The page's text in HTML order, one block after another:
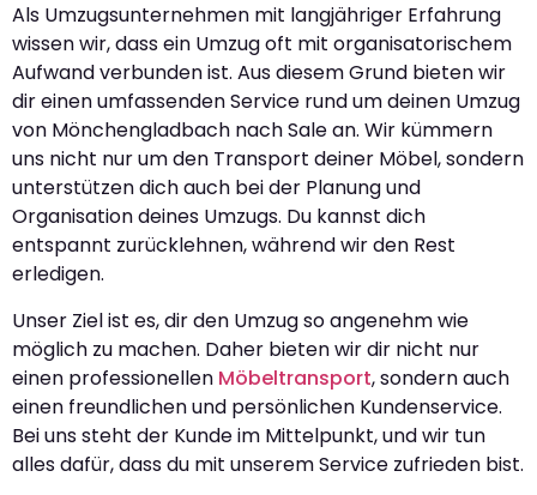
Als Umzugsunternehmen mit langjähriger Erfahrung
wissen wir, dass ein Umzug oft mit organisatorischem
Aufwand verbunden ist. Aus diesem Grund bieten wir
dir einen umfassenden Service rund um deinen Umzug
von Mönchengladbach nach Sale an. Wir kümmern
uns nicht nur um den Transport deiner Möbel, sondern
unterstützen dich auch bei der Planung und
Organisation deines Umzugs. Du kannst dich
entspannt zurücklehnen, während wir den Rest
erledigen.
Unser Ziel ist es, dir den Umzug so angenehm wie
möglich zu machen. Daher bieten wir dir nicht nur
einen professionellen Möbeltransport, sondern auch
einen freundlichen und persönlichen Kundenservice.
Bei uns steht der Kunde im Mittelpunkt, und wir tun
alles dafür, dass du mit unserem Service zufrieden bist.